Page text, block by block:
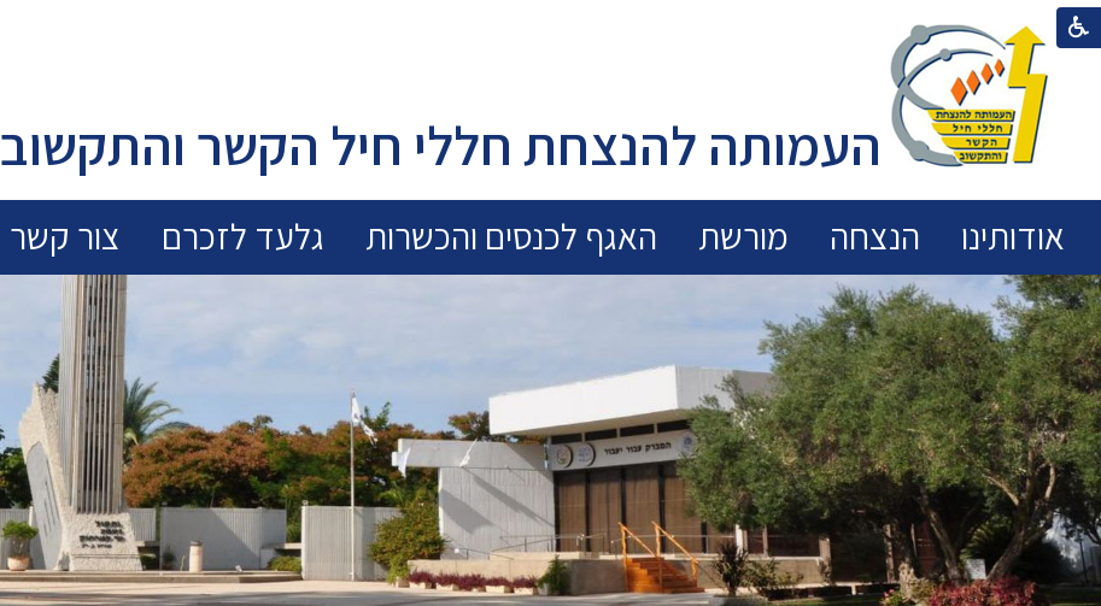
העמותה להנצחת חללי חיל הקשר והתקשוב
אודותינו הנצחה מורשת האגף לכנסים והכשרות גלעד לזכרם צור קשר